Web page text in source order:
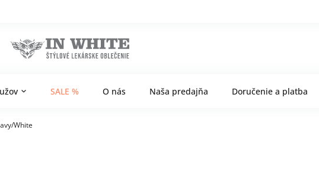
SALE % O nás Naša predajňa Doručenie a platba
White